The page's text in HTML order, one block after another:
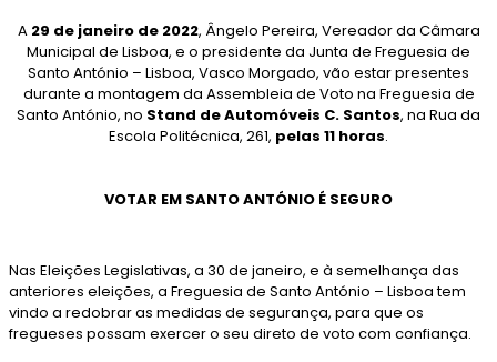
A 29 de janeiro de 2022, Ângelo Pereira, Vereador da Câmara
Municipal de Lisboa, e o presidente da Junta de Freguesia de
Santo António – Lisboa, Vasco Morgado, vão estar presentes
durante a montagem da Assembleia de Voto na Freguesia de
Santo António, no Stand de Automóveis C. Santos, na Rua da
Escola Politécnica, 261, pelas 11 horas.
VOTAR EM SANTO ANTÓNIO É SEGURO
Nas Eleições Legislativas, a 30 de janeiro, e à semelhança das
anteriores eleições, a Freguesia de Santo António – Lisboa tem
vindo a redobrar as medidas de segurança, para que os
fregueses possam exercer o seu direto de voto com confiança.